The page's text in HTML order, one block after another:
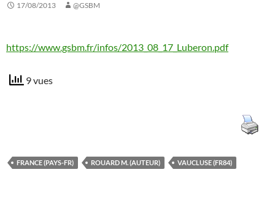
17/08/2013 @GSBM
https://www.gsbm.fr/infos/2013_08_17_Luberon.pdf
9 vues
FRANCE (PAYS-FR) ROUARD M. (AUTEUR) VAUCLUSE (FR84)